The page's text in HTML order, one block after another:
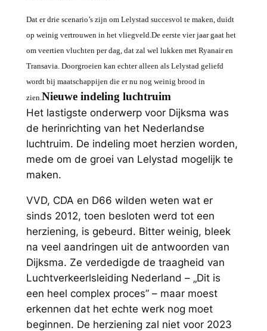
Dat er drie scenario’s zijn om Lelystad succesvol te maken, duidt
op weinig vertrouwen in het vliegveld.De eerste vier jaar gaat het
om veertien vluchten per dag, dat zal wel lukken met Ryanair en
Transavia. Doorgroeien kan echter alleen als Lelystad geliefd
wordt bij maatschappijen die er nu nog weinig brood in
zien.Nieuwe indeling luchtruim
Het lastigste onderwerp voor Dijksma was
de herinrichting van het Nederlandse
luchtruim. De indeling moet herzien worden,
mede om de groei van Lelystad mogelijk te
maken.
VVD, CDA en D66 wilden weten wat er
sinds 2012, toen besloten werd tot een
herziening, is gebeurd. Bitter weinig, bleek
na veel aandringen uit de antwoorden van
Dijksma. Ze verdedigde de traagheid van
Luchtverkeerlsleiding Nederland – „Dit is
een heel complex proces” – maar moest
erkennen dat het echte werk nog moet
beginnen. De herziening zal niet voor 2023